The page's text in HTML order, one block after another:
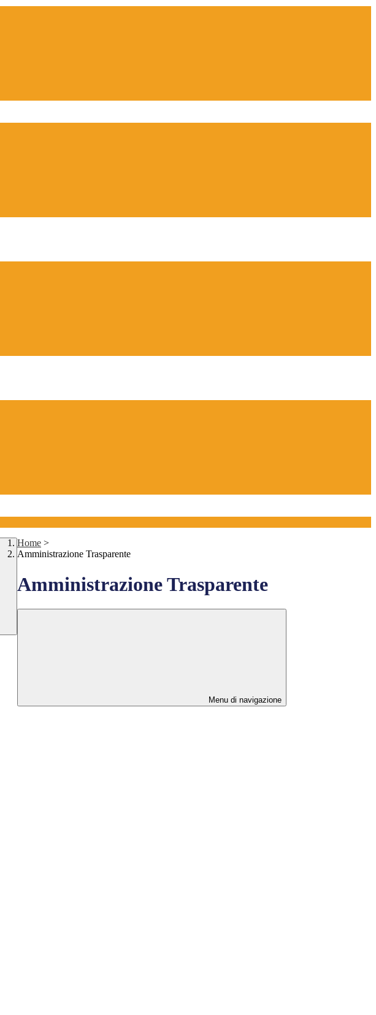
Home >
Amministrazione Trasparente
Amministrazione Trasparente
Menu di navigazione